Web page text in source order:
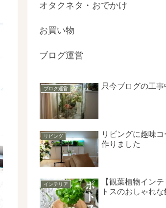
オタクネタ・おでかけ
お買い物
ブログ運営
ブログ運営 只今ブログの工事
リビング
リビングに趣味
作りました
インテリア
【観葉植物イン
トスのおしゃれ